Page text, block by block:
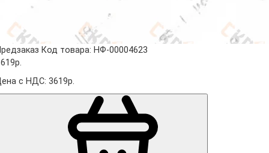
Код товара: НФ-00004623
с НДС: 3619р.